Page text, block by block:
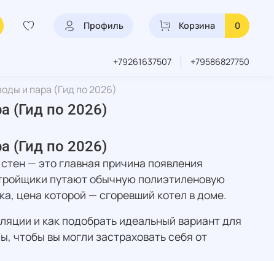
Профиль Корзина 0
+79261637507 +79586827750
и пара (Гид по 2026)
(Гид по 2026)
(Гид по 2026)
— это главная причина появления
путают обычную полиэтиленовую
цена которой — сгоревший котел в доме.
и как подобрать идеальный вариант для
чтобы вы могли застраховать себя от